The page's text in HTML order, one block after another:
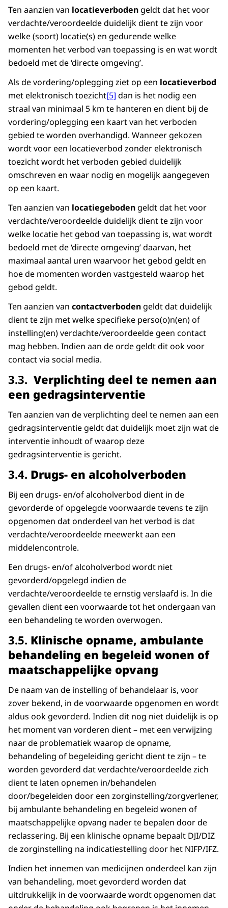
Ten aanzien van locatieverboden geldt dat het voor
verdachte/veroordeelde duidelijk dient te zijn voor
welke (soort) locatie(s) en gedurende welke
momenten het verbod van toepassing is en wat wordt
bedoeld met de ‘directe omgeving’.
Als de vordering/oplegging ziet op een locatieverbod
met elektronisch toezicht[5] dan is het nodig een
straal van minimaal 5 km te hanteren en dient bij de
vordering/oplegging een kaart van het verboden
gebied te worden overhandigd. Wanneer gekozen
wordt voor een locatieverbod zonder elektronisch
toezicht wordt het verboden gebied duidelijk
omschreven en waar nodig en mogelijk aangegeven
op een kaart.
Ten aanzien van locatiegeboden geldt dat het voor
verdachte/veroordeelde duidelijk dient te zijn voor
welke locatie het gebod van toepassing is, wat wordt
bedoeld met de ‘directe omgeving’ daarvan, het
maximaal aantal uren waarvoor het gebod geldt en
hoe de momenten worden vastgesteld waarop het
gebod geldt.
Ten aanzien van contactverboden geldt dat duidelijk
dient te zijn met welke specifieke perso(o)n(en) of
instelling(en) verdachte/veroordeelde geen contact
mag hebben. Indien aan de orde geldt dit ook voor
contact via social media.
3.3. Verplichting deel te nemen aan
een gedragsinterventie
Ten aanzien van de verplichting deel te nemen aan een
gedragsinterventie geldt dat duidelijk moet zijn wat de
interventie inhoudt of waarop deze
gedragsinterventie is gericht.
​​​​​​​3.4. Drugs- en alcoholverboden
Bij een drugs- en/of alcoholverbod dient in de
gevorderde of opgelegde voorwaarde tevens te zijn
opgenomen dat onderdeel van het verbod is dat
verdachte/veroordeelde meewerkt aan een
middelencontrole.
Een drugs- en/of alcoholverbod wordt niet
gevorderd/opgelegd indien de
verdachte/veroordeelde te ernstig verslaafd is. In die
gevallen dient een voorwaarde tot het ondergaan van
een behandeling te worden overwogen.
​​​​​​​3.5. Klinische opname, ambulante
behandeling en begeleid wonen of
maatschappelijke opvang
De naam van de instelling of behandelaar is, voor
zover bekend, in de voorwaarde opgenomen en wordt
aldus ook gevorderd. Indien dit nog niet duidelijk is op
het moment van vorderen dient – met een verwijzing
naar de problematiek waarop de opname,
behandeling of begeleiding gericht dient te zijn – te
worden gevorderd dat verdachte/veroordeelde zich
dient te laten opnemen in/behandelen
door/begeleiden door een zorginstelling/zorgverlener,
bij ambulante behandeling en begeleid wonen of
maatschappelijke opvang nader te bepalen door de
reclassering. Bij een klinische opname bepaalt DJI/DIZ
de zorginstelling na indicatiestelling door het NIFP/IFZ.
Indien het innemen van medicijnen onderdeel kan zijn
van behandeling, moet gevorderd worden dat
uitdrukkelijk in de voorwaarde wordt opgenomen dat